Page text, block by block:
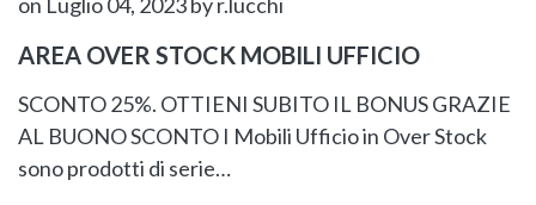
AREA OVER STOCK MOBILI UFFICIO
SCONTO 25%. OTTIENI SUBITO IL BONUS GRAZIE
AL BUONO SCONTO I Mobili Ufficio in Over Stock
sono prodotti di serie…